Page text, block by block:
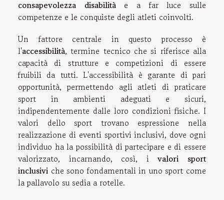
consapevolezza disabilitàe a far luce sulle
competenze e le conquiste degli atleti coinvolti.
Un fattore centrale in questo processo è
l'accessibilità, termine tecnico che si riferisce alla
capacità di strutture e competizioni di essere
fruibili da tutti. L'accessibilità è garante di pari
opportunità, permettendo agli atleti di praticare
sport in ambienti adeguati e sicuri,
indipendentemente dalle loro condizioni fisiche. I
valori dello sport trovano espressione nella
realizzazione di eventi sportivi inclusivi, dove ogni
individuo ha la possibilità di partecipare e di essere
valorizzato, incarnando, così, ivalori sport
inclusivi che sono fondamentali in uno sport come
la pallavolo su sedia a rotelle.